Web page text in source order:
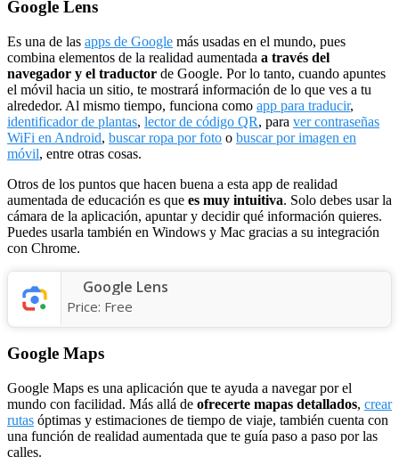
Google Lens
Es una de las apps de Google más usadas en el mundo, pues
combina elementos de la realidad aumentada a través del
navegador y el traductor de Google. Por lo tanto, cuando apuntes
el móvil hacia un sitio, te mostrará información de lo que ves a tu
alrededor. Al mismo tiempo, funciona como app para traducir,
identificador de plantas, lector de código QR, para ver contraseñas
WiFi en Android, buscar ropa por foto o buscar por imagen en
móvil, entre otras cosas.
Otros de los puntos que hacen buena a esta app de realidad
aumentada de educación es que es muy intuitiva. Solo debes usar la
cámara de la aplicación, apuntar y decidir qué información quieres.
Puedes usarla también en Windows y Mac gracias a su integración
con Chrome.
Google Lens
Price: Free
Google Maps
Google Maps es una aplicación que te ayuda a navegar por el
mundo con facilidad. Más allá de ofrecerte mapas detallados, crear
rutas óptimas y estimaciones de tiempo de viaje, también cuenta con
una función de realidad aumentada que te guía paso a paso por las
calles.